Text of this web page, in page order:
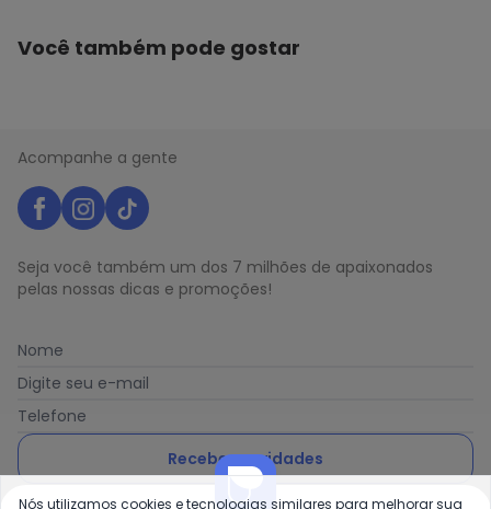
Você também pode gostar
Acompanhe a gente
Seja você também um dos 7 milhões de apaixonados
pelas nossas dicas e promoções!
Nome
Digite seu e-mail
Telefone
Receber novidades
Nós utilizamos cookies e tecnologias similares para melhorar sua